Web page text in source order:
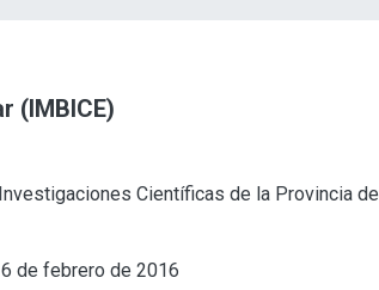
(IMBICE)
Científicas de la Provincia de
de febrero de 2016